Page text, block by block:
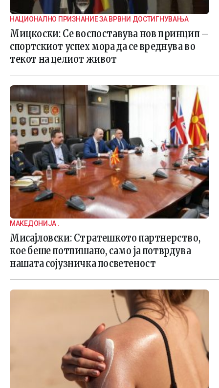
НАЦИОНАЛНО ПРИЗНАНИЕ ЗА ВРВНИ ДОСТИГНУВАЊА
Мицкоски: Се воспоставува нов принцип –
спортскиот успех мора да се вреднува во
текот на целиот живот
МАКЕДОНИЈА .
Мисајловски: Стратешкото партнерство,
кое беше потпишано, само ја потврдува
нашата сојузничка посветеност